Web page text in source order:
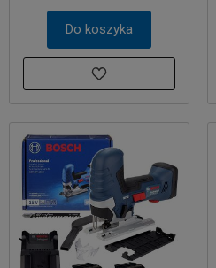
Do koszyka